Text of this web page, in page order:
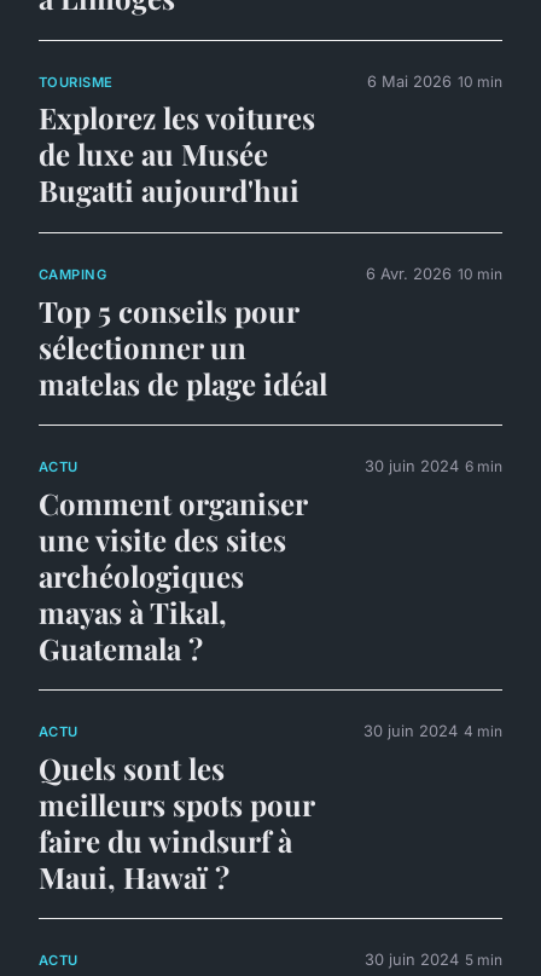
TOURISME
Explorez les voitures
de luxe au Musée
Bugatti aujourd'hui
6 Mai 2026 10 min
CAMPING
Top 5 conseils pour
sélectionner un
matelas de plage idéal
6 Avr. 2026 10 min
ACTU
Comment organiser
une visite des sites
archéologiques
mayas à Tikal,
Guatemala ?
30 juin 2024 6 min
ACTU
Quels sont les
meilleurs spots pour
faire du windsurf à
Maui, Hawaï ?
30 juin 2024 4 min
ACTU 30 juin 2024 5 min